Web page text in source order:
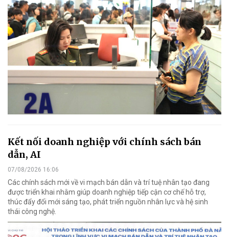
Kết nối doanh nghiệp với chính sách bán
dẫn, AI
07/08/2026 16:06
Các chính sách mới về vi mạch bán dẫn và trí tuệ nhân tạo đang
được triển khai nhằm giúp doanh nghiệp tiếp cận cơ chế hỗ trợ,
thúc đẩy đổi mới sáng tạo, phát triển nguồn nhân lực và hệ sinh
thái công nghệ.